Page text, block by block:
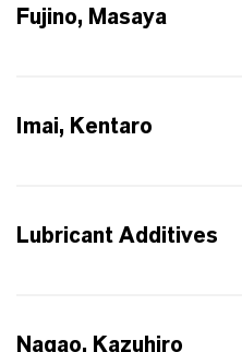
Fujino, Masaya
Imai, Kentaro
Lubricant Additives
Nagao, Kazuhiro